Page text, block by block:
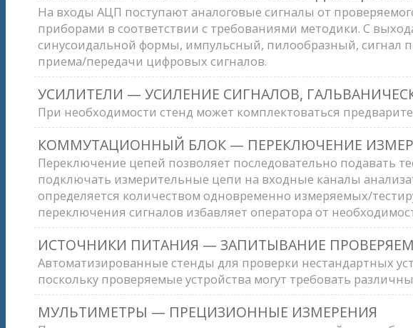
На входы АЦП поступают аналоговые сигналы от
приборами в соответствии с требованиями методики. С
синусоидальной формы, импульсный, пилообразный, сигнал
приема/передачи цифровых сигналов.
УСИЛИТЕЛИ — УСИЛЕНИЕ СИГНАЛОВ,
При необходимости стенд может комплектоваться
КОММУТАЦИОННЫЙ БЛОК — ПЕРЕКЛЮЧЕНИЕ
Переключение цепей позволяет последовательно подавать
подключать измерительные цепи на входные каналы
определяется количеством одновременно измеряемых/
переключения сигналов избавляет оператора от
ИСТОЧНИКИ ПИТАНИЯ — ЗАПИТЫВАНИЕ
Автоматизированные стенды для проверки нестандартных
поскольку проверяемые устройства могут требовать
МУЛЬТИМЕТРЫ — ПРЕЦИЗИОННЫЕ ИЗМЕРЕНИЯ